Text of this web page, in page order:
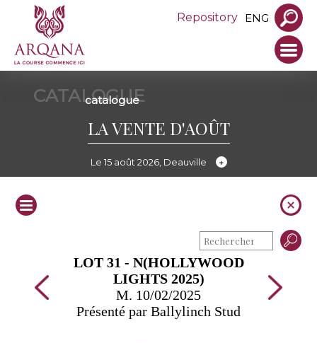
Repository ENG
CATALOGUE
catalogue
LA VENTE D'AOÛT
Le 15 août 2026, Deauville
LOT 31 - N(HOLLYWOOD
LIGHTS 2025)
M. 10/02/2025
Présenté par Ballylinch Stud